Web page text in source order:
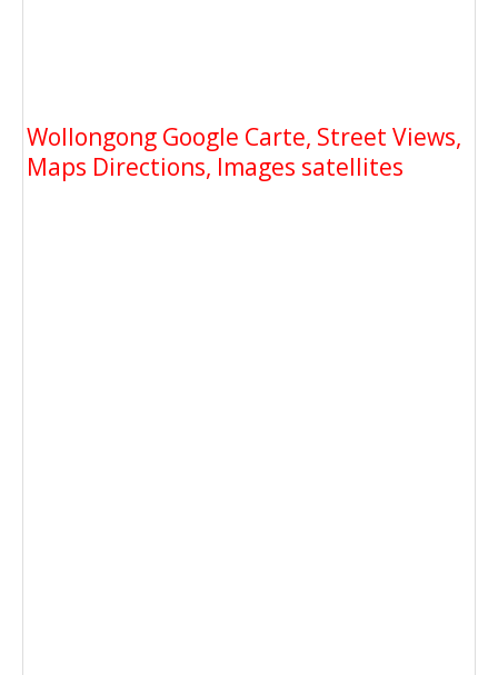
Wollongong Google Carte, Street Views,
Maps Directions, Images satellites